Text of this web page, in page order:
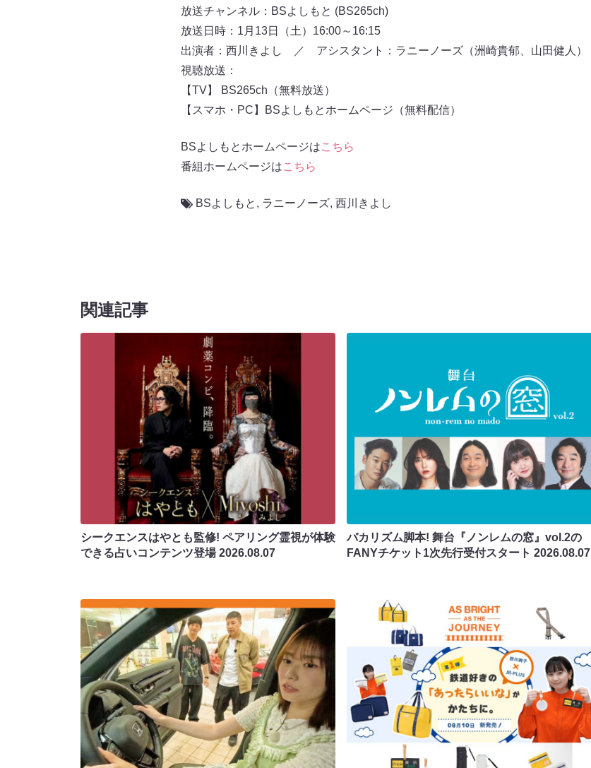
放送チャンネル：BSよしもと (BS265ch)
放送日時：1月13日（土）16:00～16:15
出演者：西川きよし ／ アシスタント：ラニーノーズ（洲崎貴郁、山田健人）
視聴放送：
【TV】 BS265ch（無料放送）
【スマホ・PC】BSよしもとホームページ（無料配信）
BSよしもとホームページはこちら
番組ホームページはこちら
BSよしもと , ラニーノーズ, 西川きよし
関連記事
シークエンスはやとも監修! ペアリング霊視が体験
できる占いコンテンツ登場2026.08.07
バカリズム脚本! 舞台『ノンレムの窓』vol.2の
FANYチケット1次先行受付スタート2026.08.07